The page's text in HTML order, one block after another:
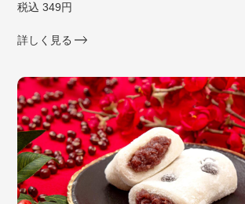
税込 349円
詳しく見る